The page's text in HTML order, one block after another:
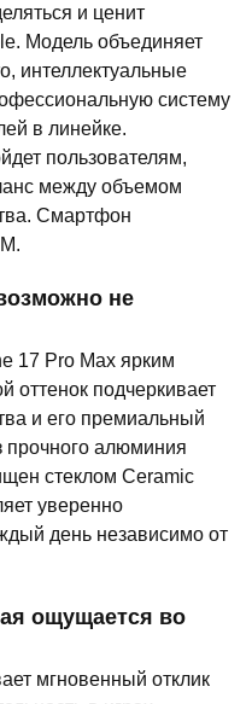
и ценит
Модель объединяет
интеллектуальные
систему
в линейке.
пользователям,
между объемом
Смартфон
не
17 Pro Max ярким
оттенок подчеркивает
и его премиальный
прочного алюминия
стеклом Ceramic
уверенно
день независимо от
ощущается во
мгновенный отклик